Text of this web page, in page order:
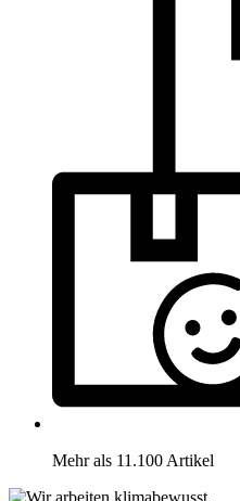
Mehr als 11.100 Artikel